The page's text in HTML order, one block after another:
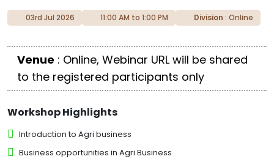
03rd Jul 2026 11:00 AM to 1:00 PM Division : Online
Venue : Online, Webinar URL will be shared
to the registered participants only
Workshop Highlights
Introduction to Agri business
Business opportunities in Agri Business